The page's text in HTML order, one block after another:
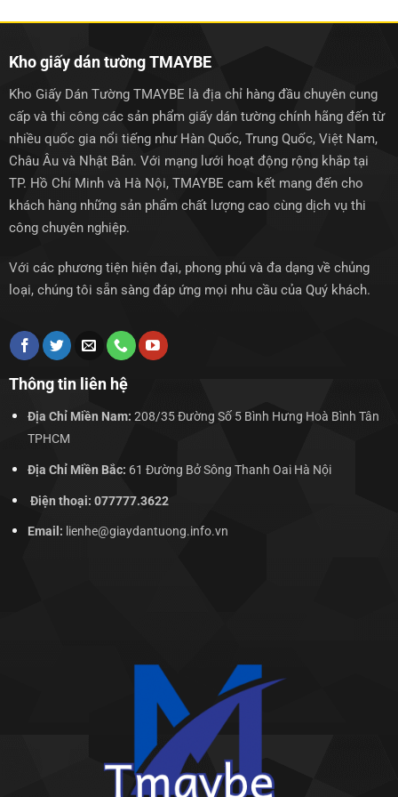
Kho giấy dán tường TMAYBE
Kho Giấy Dán Tường TMAYBE là địa chỉ hàng đầu chuyên cung
cấp và thi công các sản phẩm giấy dán tường chính hãng đến từ
nhiều quốc gia nổi tiếng như Hàn Quốc, Trung Quốc, Việt Nam,
Châu Âu và Nhật Bản. Với mạng lưới hoạt động rộng khắp tại
TP. Hồ Chí Minh và Hà Nội, TMAYBE cam kết mang đến cho
khách hàng những sản phẩm chất lượng cao cùng dịch vụ thi
công chuyên nghiệp.
Với các phương tiện hiện đại, phong phú và đa dạng về chủng
loại, chúng tôi sẵn sàng đáp ứng mọi nhu cầu của Quý khách.
Thông tin liên hệ
Địa Chỉ Miền Nam: 208/35 Đường Số 5 Bình Hưng Hoà Bình Tân
TPHCM
Địa Chỉ Miền Bắc: 61 Đường Bở Sông Thanh Oai Hà Nội
Điện thoại: 077777.3622
Email: lienhe@giaydantuong.info.vn